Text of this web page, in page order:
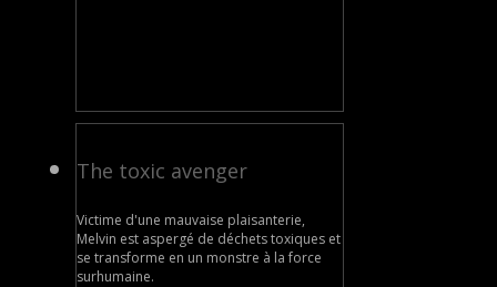
The toxic avenger
Victime d'une mauvaise plaisanterie,
Melvin est aspergé de déchets toxiques et
se transforme en un monstre à la force
surhumaine.